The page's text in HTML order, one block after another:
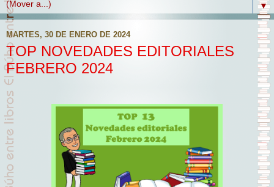
▼
MARTES, 30 DE ENERO DE 2024
TOP NOVEDADES EDITORIALES
FEBRERO 2024